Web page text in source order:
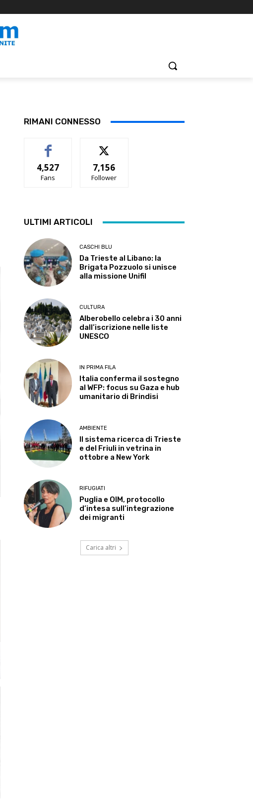
RIMANI CONNESSO
4,527
Fans
7,156
Follower
ULTIMI ARTICOLI
CASCHI BLU
Da Trieste al Libano: la
Brigata Pozzuolo si unisce
alla missione Unifil
CULTURA
Alberobello celebra i 30 anni
dall’iscrizione nelle liste
UNESCO
IN PRIMA FILA
Italia conferma il sostegno
al WFP: focus su Gaza e hub
umanitario di Brindisi
AMBIENTE
Il sistema ricerca di Trieste
e del Friuli in vetrina in
ottobre a New York
RIFUGIATI
Puglia e OIM, protocollo
d’intesa sull’integrazione
dei migranti
Carica altri